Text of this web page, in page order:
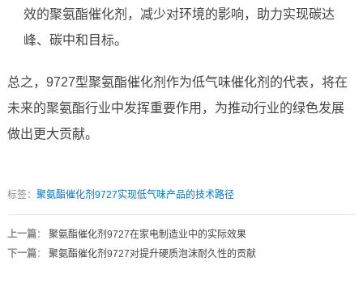
效的聚氨酯催化剂，减少对环境的影响，助力实现碳达
峰、碳中和目标。
总之，9727型聚氨酯催化剂作为低气味催化剂的代表，将在
未来的聚氨酯行业中发挥重要作用，为推动行业的绿色发展
做出更大贡献。
标签： 聚氨酯催化剂9727实现低气味产品的技术路径
上一篇： 聚氨酯催化剂9727在家电制造业中的实际效果
下一篇： 聚氨酯催化剂9727对提升硬质泡沫耐久性的贡献